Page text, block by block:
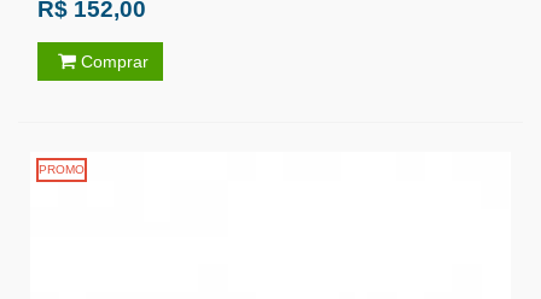
R$ 152,00
Comprar
PROMO